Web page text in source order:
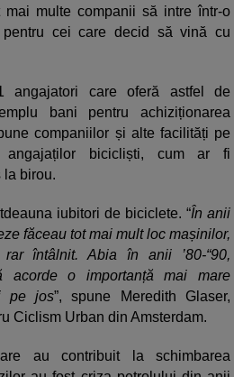
mai multe companii să intre într-o
pentru cei care decid să vină cu
angajatori care oferă astfel de
bani pentru achiziționarea
companiilor și alte facilități pe
bicicliști, cum ar fi
la birou.
iubitori de biciclete. “În anii
făceau tot mai mult loc mașinilor,
întâlnit. Abia în anii ’80-“90,
acorde o importanță mai mare
pe jos”, spune Meredith Glaser,
Ciclism Urban din Amsterdam.
au contribuit la schimbarea